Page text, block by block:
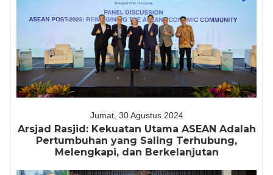
Jumat, 30 Agustus 2024
Arsjad Rasjid: Kekuatan Utama ASEAN Adalah
Pertumbuhan yang Saling Terhubung,
Melengkapi, dan Berkelanjutan